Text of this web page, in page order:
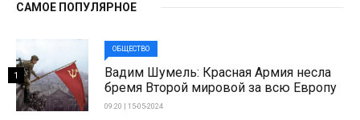
САМОЕ ПОПУЛЯРНОЕ
ОБЩЕСТВО
Вадим Шумель: Красная Армия несла
бремя Второй мировой за всю Европу
09:20 | 15-05-2024
1